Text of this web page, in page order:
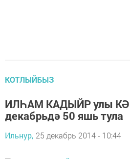
КОТЛЫЙБЫЗ
ИЛҺАМ КАДЫЙР улы
декабрьдә 50 яшь тула
Ильнур, 25 декабрь 2014 - 10:44